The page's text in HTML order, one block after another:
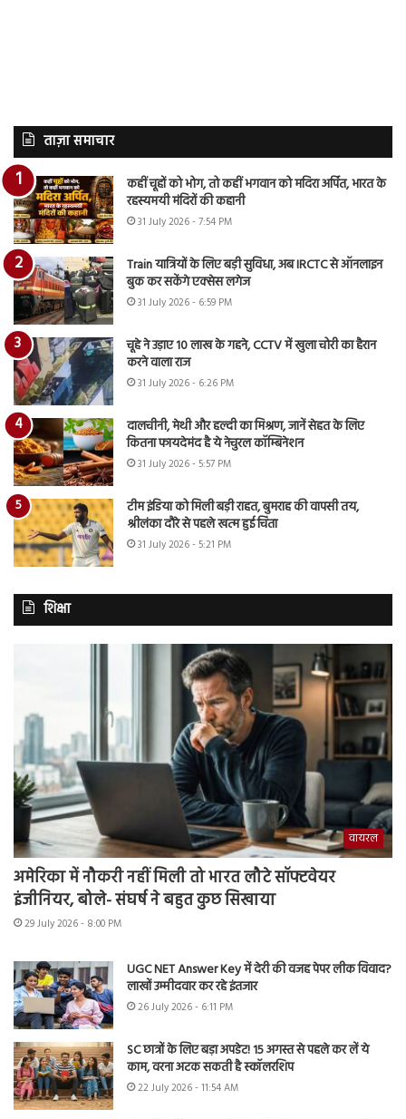
ताज़ा समाचार
कहीं चूहों को भोग, तो कहीं भगवान को मदिरा अर्पित, भारत के
रहस्यमयी मंदिरों की कहानी
31 July 2026 - 7:54 PM
Train यात्रियों के लिए बड़ी सुविधा, अब IRCTC से ऑनलाइन
बुक कर सकेंगे एक्सेस लगेज
31 July 2026 - 6:59 PM
चूहे ने उड़ाए 10 लाख के गहने, CCTV में खुला चोरी का हैरान
करने वाला राज
31 July 2026 - 6:26 PM
दालचीनी, मेथी और हल्दी का मिश्रण, जानें सेहत के लिए
कितना फायदेमंद है ये नेचुरल कॉम्बिनेशन
31 July 2026 - 5:57 PM
टीम इंडिया को मिली बड़ी राहत, बुमराह की वापसी तय,
श्रीलंका दौरे से पहले खत्म हुई चिंता
31 July 2026 - 5:21 PM
शिक्षा
वायरल
अमेरिका में नौकरी नहीं मिली तो भारत लौटे सॉफ्टवेयर
इंजीनियर, बोले- संघर्ष ने बहुत कुछ सिखाया
29 July 2026 - 8:00 PM
UGC NET Answer Key में देरी की वजह पेपर लीक विवाद?
लाखों उम्मीदवार कर रहे इंतजार
26 July 2026 - 6:11 PM
SC छात्रों के लिए बड़ा अपडेट! 15 अगस्त से पहले कर लें ये
काम, वरना अटक सकती है स्कॉलरशिप
22 July 2026 - 11:54 AM